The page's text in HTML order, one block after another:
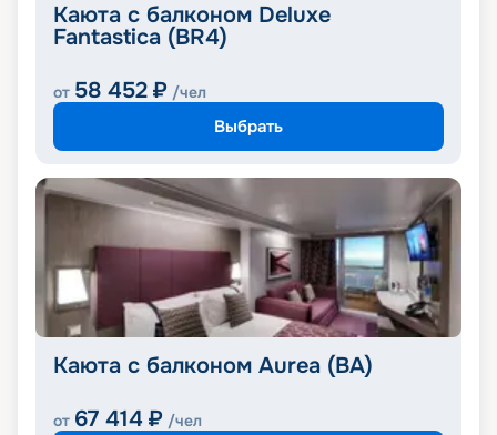
Каюта с балконом Deluxe
Fantastica (BR4)
от 58 452 ₽ /чел
Выбрать
Каюта с балконом Aurea (BA)
от 67 414 ₽ /чел